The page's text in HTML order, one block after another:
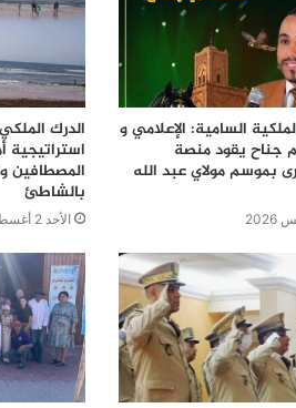
السامية: الإعلامي و
جناح يقود منصة
بموسم مولاي عبد الله
الدرك
المصطافين
بالشاطئ
الأحد 2 أغسطس 2026